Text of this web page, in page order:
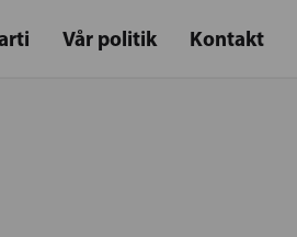
Vår politik Kontakt